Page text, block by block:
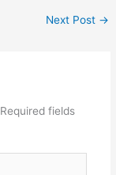
Next Post →
Required fields